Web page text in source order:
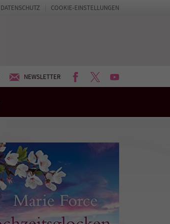
NEWSLETTER FACEBOOKTWITTERYOUTUBE
DATENSCHUTZ COOKIE-EINSTELLUNGEN